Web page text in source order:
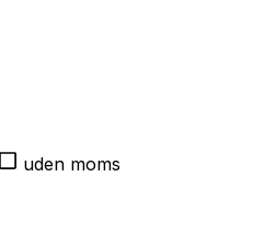
uden moms